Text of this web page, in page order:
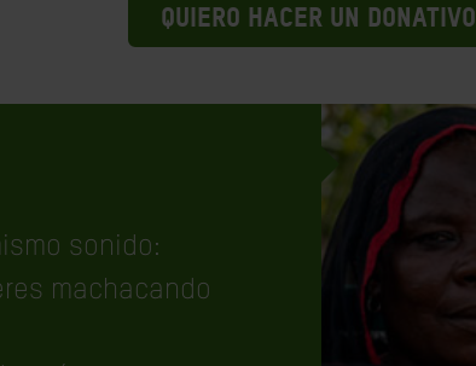
QUIERO HACER UN DONATIVO
sonido:
machacando